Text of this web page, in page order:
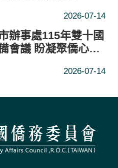
2026-07-14
辦事處115年雙十國
會議 盼凝聚僑心深
2026-07-14